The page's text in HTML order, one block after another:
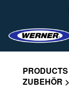
PRODUCTS
ZUBEHÖR